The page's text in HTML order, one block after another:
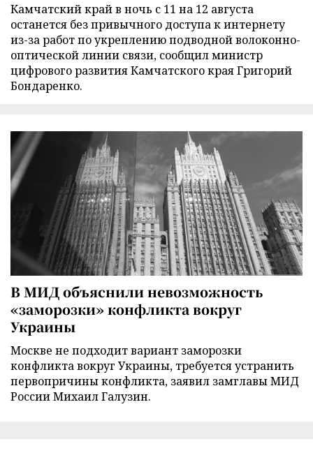
Камчатский край в ночь с 11 на 12 августа
останется без привычного доступа к интернету
из-за работ по укреплению подводной волоконно-
оптической линии связи, сообщил министр
цифрового развития Камчатского края Григорий
Бондаренко.
В МИД объяснили невозможность
«заморозки» конфликта вокруг
Украины
Москве не подходит вариант заморозки
конфликта вокруг Украины, требуется устранить
первопричины конфликта, заявил замглавы МИД
России Михаил Галузин.